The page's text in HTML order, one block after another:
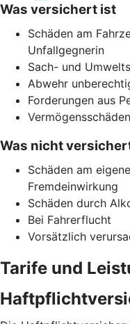
Was versichert ist
Schäden am
Unfallgegnerin
Sach- und
Abwehr
Forderungen aus
Vermögensschäden
Was nicht
Schäden am
Fremdeinwirkung
Schäden durch
Bei Fahrerflucht
Vorsätzlich
Tarife und